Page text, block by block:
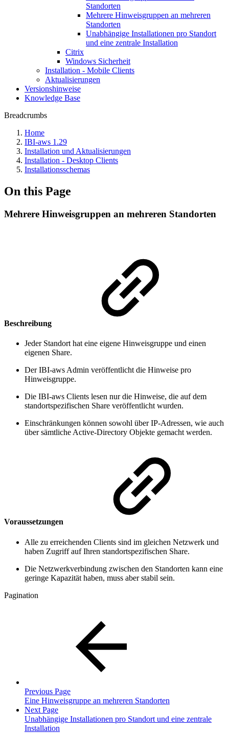
Standorten
Mehrere Hinweisgruppen an mehreren
Standorten
Unabhängige Installationen pro Standort
und eine zentrale Installation
Citrix
Windows Sicherheit
Installation - Mobile Clients
Aktualisierungen
Versionshinweise
Knowledge Base
Breadcrumbs
Home
IBI-aws 1.29
Installation und Aktualisierungen
Installation - Desktop Clients
Installationsschemas
On this Page
Mehrere Hinweisgruppen an mehreren Standorten
Beschreibung
Jeder Standort hat eine eigene Hinweisgruppe und einen
eigenen Share.
Der IBI-aws Admin veröffentlicht die Hinweise pro
Hinweisgruppe.
Die IBI-aws Clients lesen nur die Hinweise, die auf dem
standortspezifischen Share veröffentlicht wurden.
Einschränkungen können sowohl über IP-Adressen, wie auch
über sämtliche Active-Directory Objekte gemacht werden.
Voraussetzungen
Alle zu erreichenden Clients sind im gleichen Netzwerk und
haben Zugriff auf Ihren standortspezifischen Share.
Die Netzwerkverbindung zwischen den Standorten kann eine
geringe Kapazität haben, muss aber stabil sein.
Pagination
Previous Page
Eine Hinweisgruppe an mehreren Standorten
Next Page
Unabhängige Installationen pro Standort und eine zentrale
Installation